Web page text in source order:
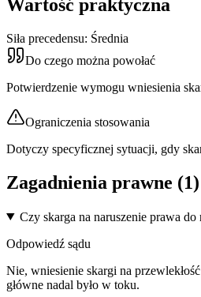
Wartość praktyczna
Siła precedensu: Średnia
Do czego można powołać
Potwierdzenie wymogu wniesienia
Ograniczenia stosowania
Dotyczy specyficznej sytuacji, gdy
Zagadnienia prawne (1)
Czy skarga na naruszenie prawa
Odpowiedź sądu
Nie, wniesienie skargi na
główne nadal było w toku.